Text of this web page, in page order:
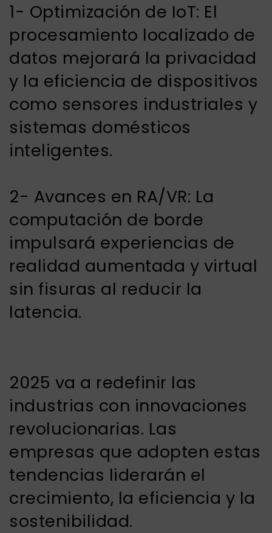
1- Optimización de IoT: El
procesamiento localizado de
datos mejorará la privacidad
y la eficiencia de dispositivos
como sensores industriales y
sistemas domésticos
inteligentes.
2- Avances en RA/VR: La
computación de borde
impulsará experiencias de
realidad aumentada y virtual
sin fisuras al reducir la
latencia.
2025 va a redefinir las
industrias con innovaciones
revolucionarias. Las
empresas que adopten estas
tendencias liderarán el
crecimiento, la eficiencia y la
sostenibilidad.